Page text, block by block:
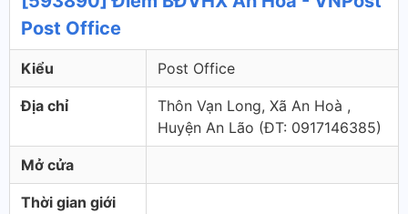
Post Office
Kiểu Post Office
Địa chỉ
Thôn Vạn Long, Xã An Hoà ,
Huyện An Lão (ÐT: 0917146385)
Mở cửa
Thời gian giới